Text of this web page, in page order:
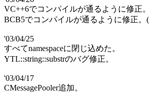
VC++6でコンパイルが通るように修正。
BCB5でコンパイルが通るように修正。
'03/04/25
すべてnamespaceに閉じ込めた。
YTL::string::substrのバグ修正。
'03/04/17
CMessagePooler追加。